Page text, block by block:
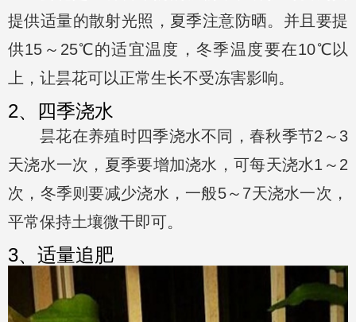
提供适量的散射光照，夏季注意防晒。并且要提
供15～25℃的适宜温度，冬季温度要在10℃以
上，让昙花可以正常生长不受冻害影响。
2、四季浇水
昙花在养殖时四季浇水不同，春秋季节2～3
天浇水一次，夏季要增加浇水，可每天浇水1～2
次，冬季则要减少浇水，一般5～7天浇水一次，
平常保持土壤微干即可。
3、适量追肥